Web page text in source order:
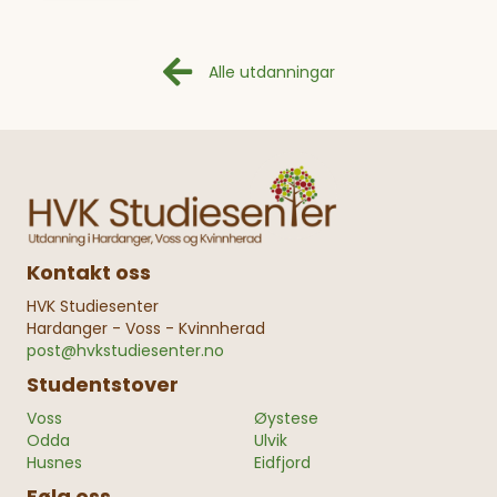
Alle utdanningar
Kontakt oss
HVK Studiesenter
Hardanger - Voss - Kvinnherad
post@hvkstudiesenter.no
Studentstover
Voss
Odda
Husnes
Øystese
Ulvik
Eidfjord